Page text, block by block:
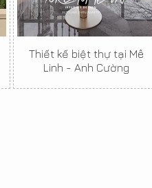
Thiết kế biệt thự tại Mê
Linh - Anh Cường